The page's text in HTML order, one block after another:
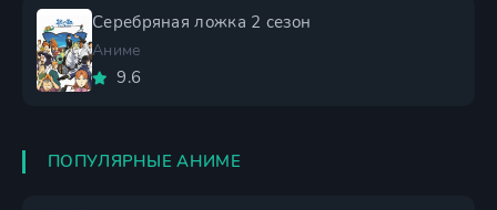
Серебряная ложка 2 сезон
Аниме
9.6
ПОПУЛЯРНЫЕ АНИМЕ